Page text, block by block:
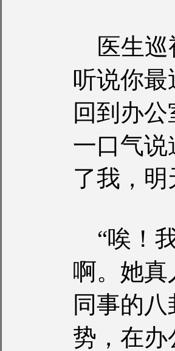
医生巡
听说你
回到办
一口气说
了我，
“唉！
啊。她真
同事的
势，在